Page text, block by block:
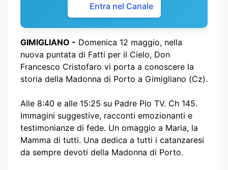
Entra nel Canale
GIMIGLIANO - Domenica 12 maggio, nella
nuova puntata di Fatti per il Cielo, Don
Francesco Cristofaro vi porta a conoscere la
storia della Madonna di Porto a Gimigliano (Cz).
Alle 8:40 e alle 15:25 su Padre Pio TV. Ch 145.
Immagini suggestive, racconti emozionanti e
testimonianze di fede. Un omaggio a Maria, la
Mamma di tutti. Una dedica a tutti i catanzaresi
da sempre devoti della Madonna di Porto.